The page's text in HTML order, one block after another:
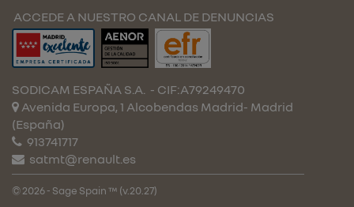
ACCEDE A NUESTRO CANAL DE DENUNCIAS
SODICAM ESPAÑA S.A. - CIF:A79249470
Avenida Europa, 1 Alcobendas Madrid- Madrid
(España)
913741717
satmt@renault.es
© 2026 - Sage Spain ™ (v.20.27)